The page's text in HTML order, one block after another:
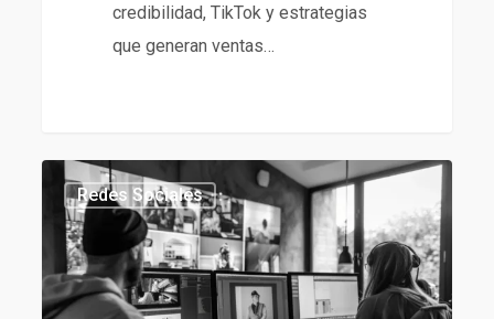
credibilidad, TikTok y estrategias
que generan ventas…
Mejores
agencias
redes
sociales
Redes Sociales 434